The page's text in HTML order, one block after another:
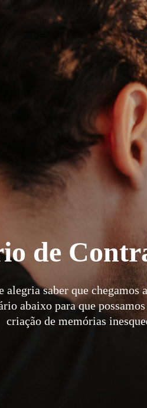
de
alegria saber que chegamos
abaixo para que
criação de memórias